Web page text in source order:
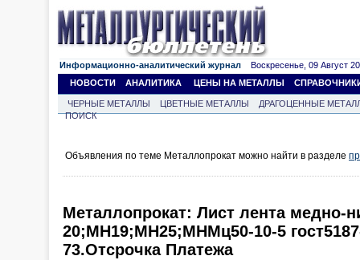
Информационно-аналитический журнал Воскресенье, 09 Август
НОВОСТИ
АНАЛИТИКА ЦЕНЫ НА МЕТАЛЛЫ
ЧЕРНЫЕ МЕТАЛЛЫ ЦВЕТНЫЕ МЕТАЛЛЫ
ДРАГОЦЕННЫЕ
ПОИСК
Объявления по теме Металлопрокат можно найти в разделе
Металлопрокат: Лист лента медно-
20;МН19;МН25;МНМц50-10-5
73.Отсрочка Платежа